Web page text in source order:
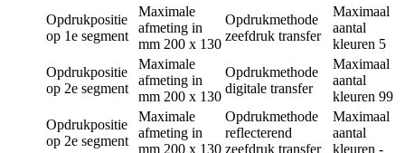
Opdrukpositie
op 1e segment
Maximale
afmeting in
mm 200 x 130
Opdrukmethode
zeefdruk transfer
Maximaal
aantal
kleuren 5
Opdrukpositie
op 2e segment
Maximale
afmeting in
mm 200 x 130
Opdrukmethode
digitale transfer
Maximaal
aantal
kleuren 99
Opdrukpositie
op 2e segment
Maximale
afmeting in
mm 200 x 130
Opdrukmethode
reflecterend
zeefdruk transfer
Maximaal
aantal
kleuren -